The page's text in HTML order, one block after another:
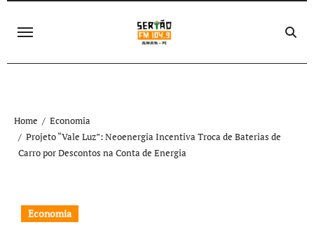
Home
Economia
Projeto “Vale Luz”: Neoenergia Incentiva Troca de Baterias de
Carro por Descontos na Conta de Energia
Economia